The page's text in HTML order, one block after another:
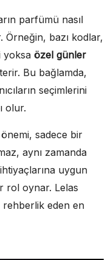
parfümü nasıl
Örneğin, bazı kodlar,
yoksa özel günler
Bu bağlamda,
seçimlerini
olur.
sadece bir
aynı zamanda
uygun
rol oynar. Lelas
eden en